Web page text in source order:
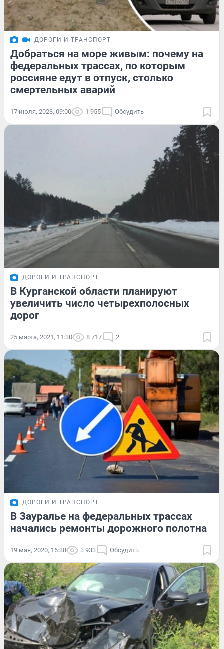
ДОРОГИ И ТРАНСПОРТ
Добраться на море живым: почему на
федеральных трассах, по которым
россияне едут в отпуск, столько
смертельных аварий
17 июля, 2023, 09:00 1 955 Обсудить
ДОРОГИ И ТРАНСПОРТ
В Курганской области планируют
увеличить число четырехполосных
дорог
25 марта, 2021, 11:30 8 717 2
ДОРОГИ И ТРАНСПОРТ
В Зауралье на федеральных трассах
начались ремонты дорожного полотна
19 мая, 2020, 16:38 3 933 Обсудить